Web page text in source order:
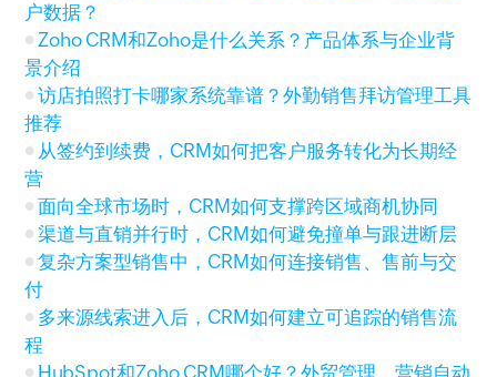
户数据？
Zoho CRM和Zoho是什么关系？产品体系与企业背
景介绍
访店拍照打卡哪家系统靠谱？外勤销售拜访管理工具
推荐
从签约到续费，CRM如何把客户服务转化为长期经
营
面向全球市场时，CRM如何支撑跨区域商机协同
渠道与直销并行时，CRM如何避免撞单与跟进断层
复杂方案型销售中，CRM如何连接销售、售前与交
付
多来源线索进入后，CRM如何建立可追踪的销售流
程
HubSpot和Zoho CRM哪个好？外贸管理、营销自动